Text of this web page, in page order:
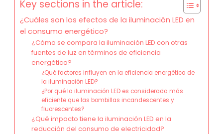
Key sections in the article:
¿Cuáles son los efectos de la iluminación LED en
el consumo energético?
¿Cómo se compara la iluminación LED con otras
fuentes de luz en términos de eficiencia
energética?
¿Qué factores influyen en la eficiencia energética de
la iluminación LED?
¿Por qué la iluminación LED es considerada más
eficiente que las bombillas incandescentes y
fluorescentes?
¿Qué impacto tiene la iluminación LED en la
reducción del consumo de electricidad?